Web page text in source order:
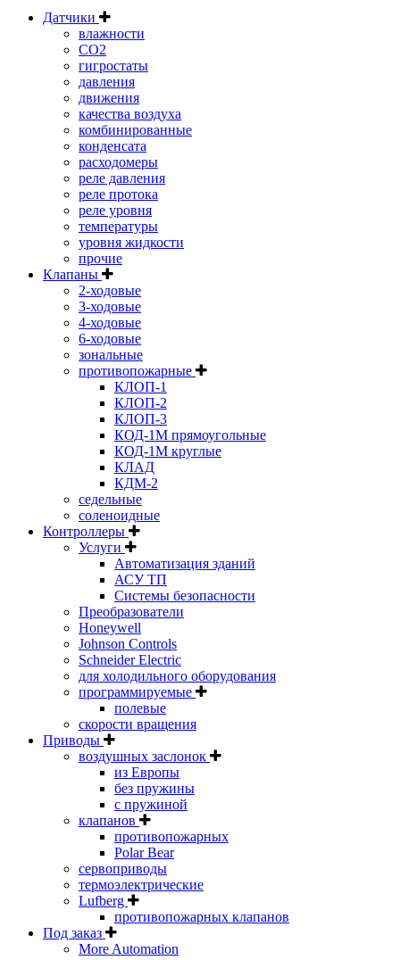
Датчики
влажности
CO2
гигростаты
давления
движения
качества воздуха
комбинированные
конденсата
расходомеры
реле давления
реле протока
реле уровня
температуры
уровня жидкости
прочие
Клапаны
2-ходовые
3-ходовые
4-ходовые
6-ходовые
зональные
противопожарные
КЛОП-1
КЛОП-2
КЛОП-3
КОД-1М прямоугольные
КОД-1М круглые
КЛАД
КДМ-2
седельные
соленоидные
Контроллеры
Услуги
Автоматизация зданий
АСУ ТП
Системы безопасности
Преобразователи
Honeywell
Johnson Controls
Schneider Electric
для холодильного оборудования
программируемые
полевые
скорости вращения
Приводы
воздушных заслонок
из Европы
без пружины
с пружиной
клапанов
противопожарных
Polar Bear
сервоприводы
термоэлектрические
Lufberg
противопожарных клапанов
Под заказ
More Automation